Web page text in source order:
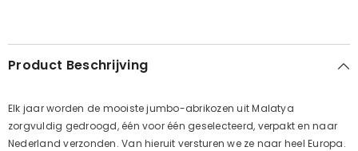
Product Beschrijving
Elk jaar worden de mooiste jumbo-abrikozen uit Malatya
zorgvuldig gedroogd, één voor één geselecteerd, verpakt en naar
Nederland verzonden. Van hieruit versturen we ze naar heel Europa.